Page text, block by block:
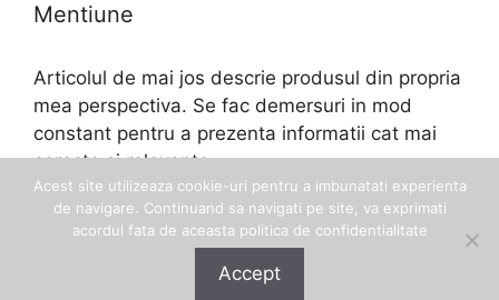
Mentiune
Articolul de mai jos descrie produsul din propria
mea perspectiva. Se fac demersuri in mod
constant pentru a prezenta informatii cat mai
corecte si relevante.
• Construit cu
Acest site utilizeaza cookie-uri pentru a imbunatati experienta
de navigare. Continuand sa navigati pe site, va exprimati
acordul fata de aceasta politica de confidentialitate
Accept